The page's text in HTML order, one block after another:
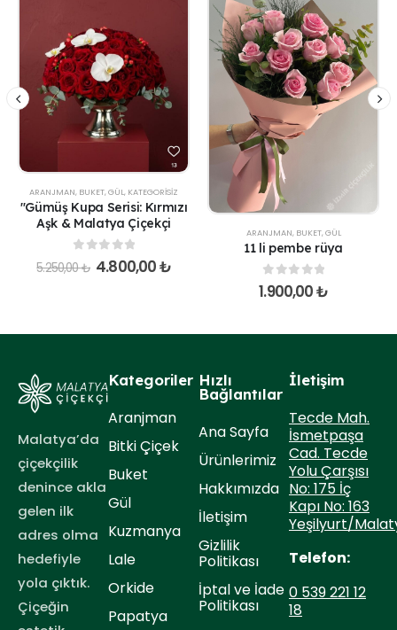
ARANJMAN, BUKET,GÜL, KATEGORISIZ
"Gümüş Kupa Serisi: Kırmızı
Aşk & Malatya Çiçekçi
0 out of 5
5.250,00₺ 4.800,00₺
ARANJMAN, BUKET,GÜL
11 li pembe rüya
0out of 5
1.900,00₺
Malatya’da
çiçekçilik
denince akla
gelen ilk
adres olma
hedefiyle
yola çıktık.
Çiçeğin
Kategoriler
Aranjman
Bitki Çiçek
Buket
Gül
Kuzmanya
Lale
Orkide
Papatya
Hızlı
Bağlantılar
Ana Sayfa
Ürünlerimiz
Hakkımızda
İletişim
Gizlilik
Politikası
İptal ve İade
Politikası
İletişim
Tecde Mah.
İsmetpaşa
Cad. Tecde
Yolu Çarşısı
No: 175 İç
Kapı No: 163
Yeşilyurt/
Telefon:
0 539 221 12
18